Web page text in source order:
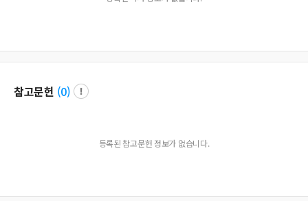
참고문헌 (0)
등록된 참고문헌 정보가 없습니다.